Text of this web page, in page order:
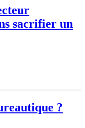
sacrifier un
?